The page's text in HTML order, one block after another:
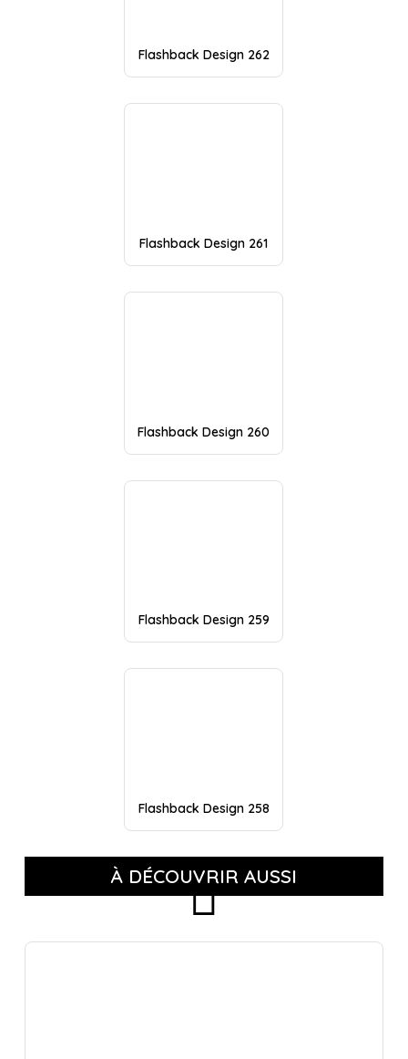
Flashback Design 262
Flashback Design 261
Flashback Design 260
Flashback Design 259
Flashback Design 258
À DÉCOUVRIR AUSSI